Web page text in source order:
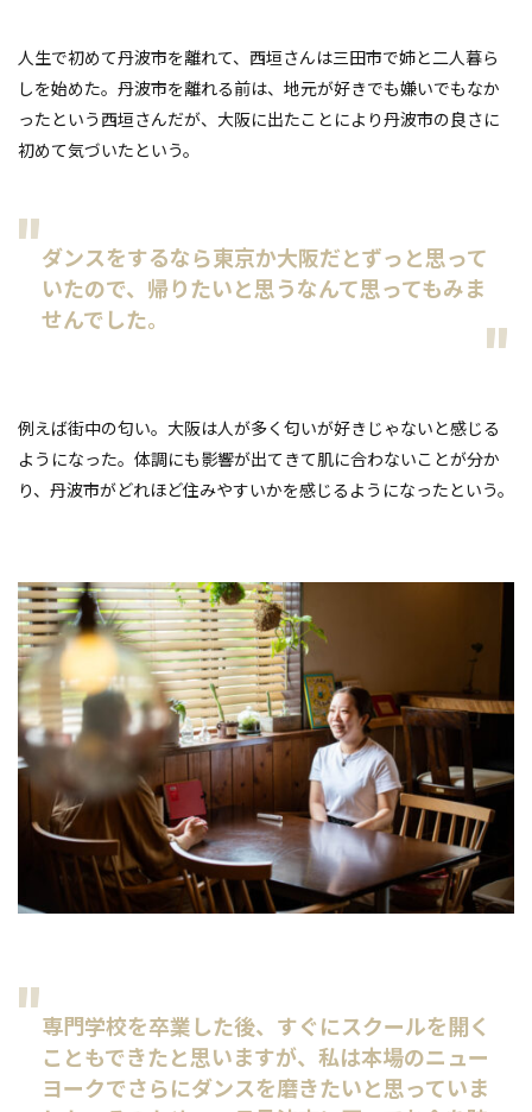
人生で初めて丹波市を離れて、西垣さんは三田市で姉と二人暮ら
しを始めた。丹波市を離れる前は、地元が好きでも嫌いでもなか
ったという西垣さんだが、大阪に出たことにより丹波市の良さに
初めて気づいたという。
ダンスをするなら東京か大阪だとずっと思って
いたので、帰りたいと思うなんて思ってもみま
せんでした。
例えば街中の匂い。大阪は人が多く匂いが好きじゃないと感じる
ようになった。体調にも影響が出てきて肌に合わないことが分か
り、丹波市がどれほど住みやすいかを感じるようになったという。
専門学校を卒業した後、すぐにスクールを開く
こともできたと思いますが、私は本場のニュー
ヨークでさらにダンスを磨きたいと思っていま